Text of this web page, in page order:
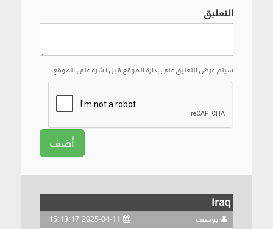
التعليق
سيتم عرض التعليق على إدارة الموقع قبل نشره على الموقع
أضف
Iraq
يوسف